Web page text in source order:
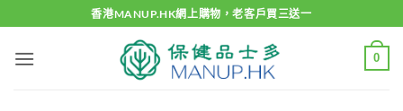
to
content
香港MANUP.HK網上購物，老客戶買三送一
0